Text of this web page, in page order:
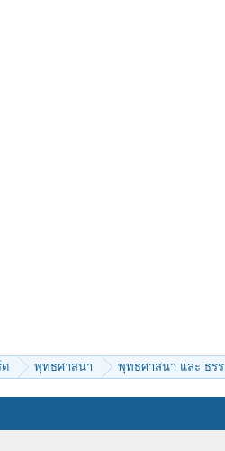
ด พุทธศาสนา พุทธศาสนา และ ธร